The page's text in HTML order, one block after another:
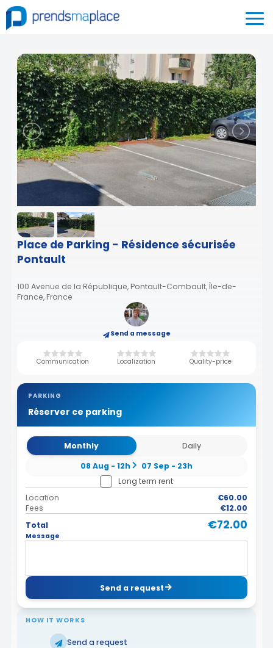
Place de Parking - Résidence sécurisée
Pontault
100 Avenue de la République, Pontault-Combault, Île-de-
France, France
Send a message
Communication Localization Quality-price
PARKING
Réserver ce parking
Monthly
Daily
08 Aug - 12h
07 Sep - 23h
Long term rent
Location
€60.00
Fees
€12.00
Total
€72.00
Message
Send a request
HOW IT WORKS
Send a request